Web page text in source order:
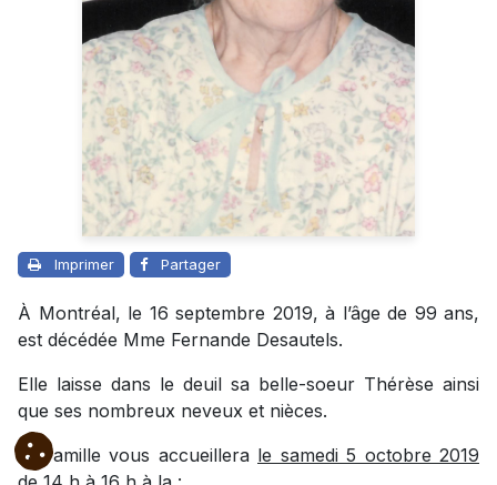
Imprimer Partager
À Montréal, le 16 septembre 2019, à l’âge de 99 ans,
est décédée Mme Fernande Desautels.
Elle laisse dans le deuil sa belle-soeur Thérèse ainsi
que ses nombreux neveux et nièces.
La famille vous accueillera le samedi 5 octobre 2019